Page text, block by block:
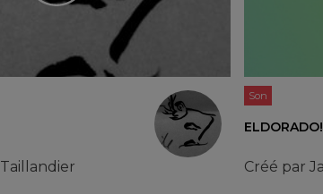
Son
ELDORADO!
Créé par